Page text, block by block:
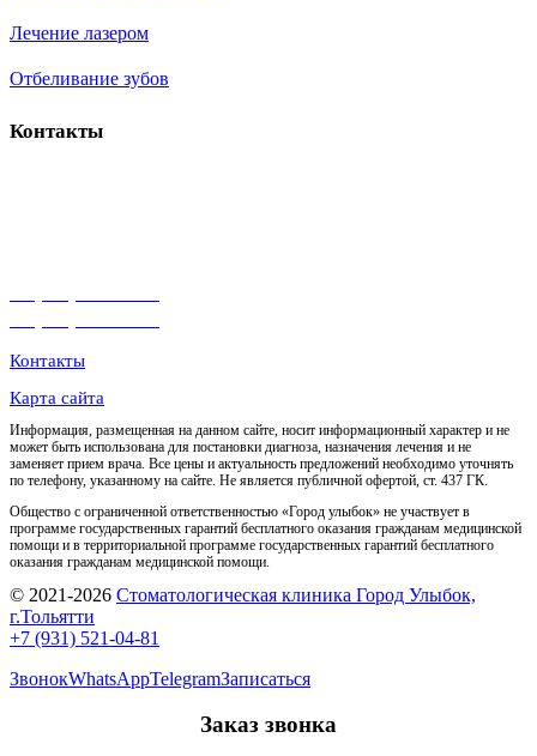
Лечение лазером
Отбеливание зубов
Контакты
Контакты
Карта сайта
Информация, размещенная на данном сайте, носит информационный характер и не
может быть использована для постановки диагноза, назначения лечения и не
заменяет прием врача. Все цены и актуальность предложений необходимо уточнять
по телефону, указанному на сайте. Не является публичной офертой, ст. 437 ГК.
Общество с ограниченной ответственностью «Город улыбок» не участвует в
программе государственных гарантий бесплатного оказания гражданам медицинской
помощи и в территориальной программе государственных гарантий бесплатного
оказания гражданам медицинской помощи.
© 2021-2026 Стоматологическая клиника Город Улыбок,
г.Тольятти
+7 (931) 521-04-81
ЗвонокWhatsAppTelegramЗаписаться
Заказ звонка